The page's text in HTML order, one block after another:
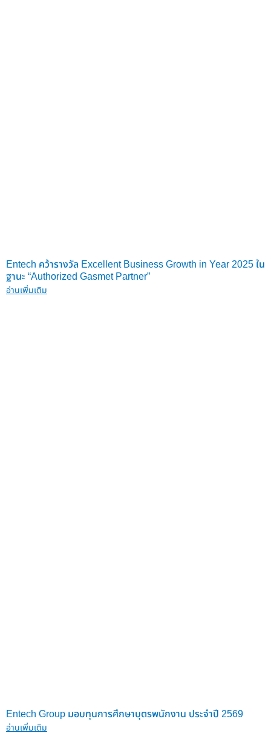
Entech คว้ารางวัล Excellent Business Growth in Year 2025 ใน
ฐานะ “Authorized Gasmet Partner”
อ่านเพิ่มเติม
Entech Group มอบทุนการศึกษาบุตรพนักงาน ประจำปี 2569
อ่านเพิ่มเติม